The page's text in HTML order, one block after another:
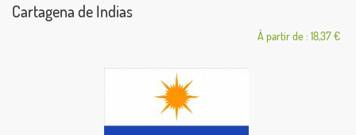
Cartagena de Indias
À partir de : 18,37 €